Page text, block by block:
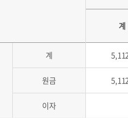
계
계
원금
이자